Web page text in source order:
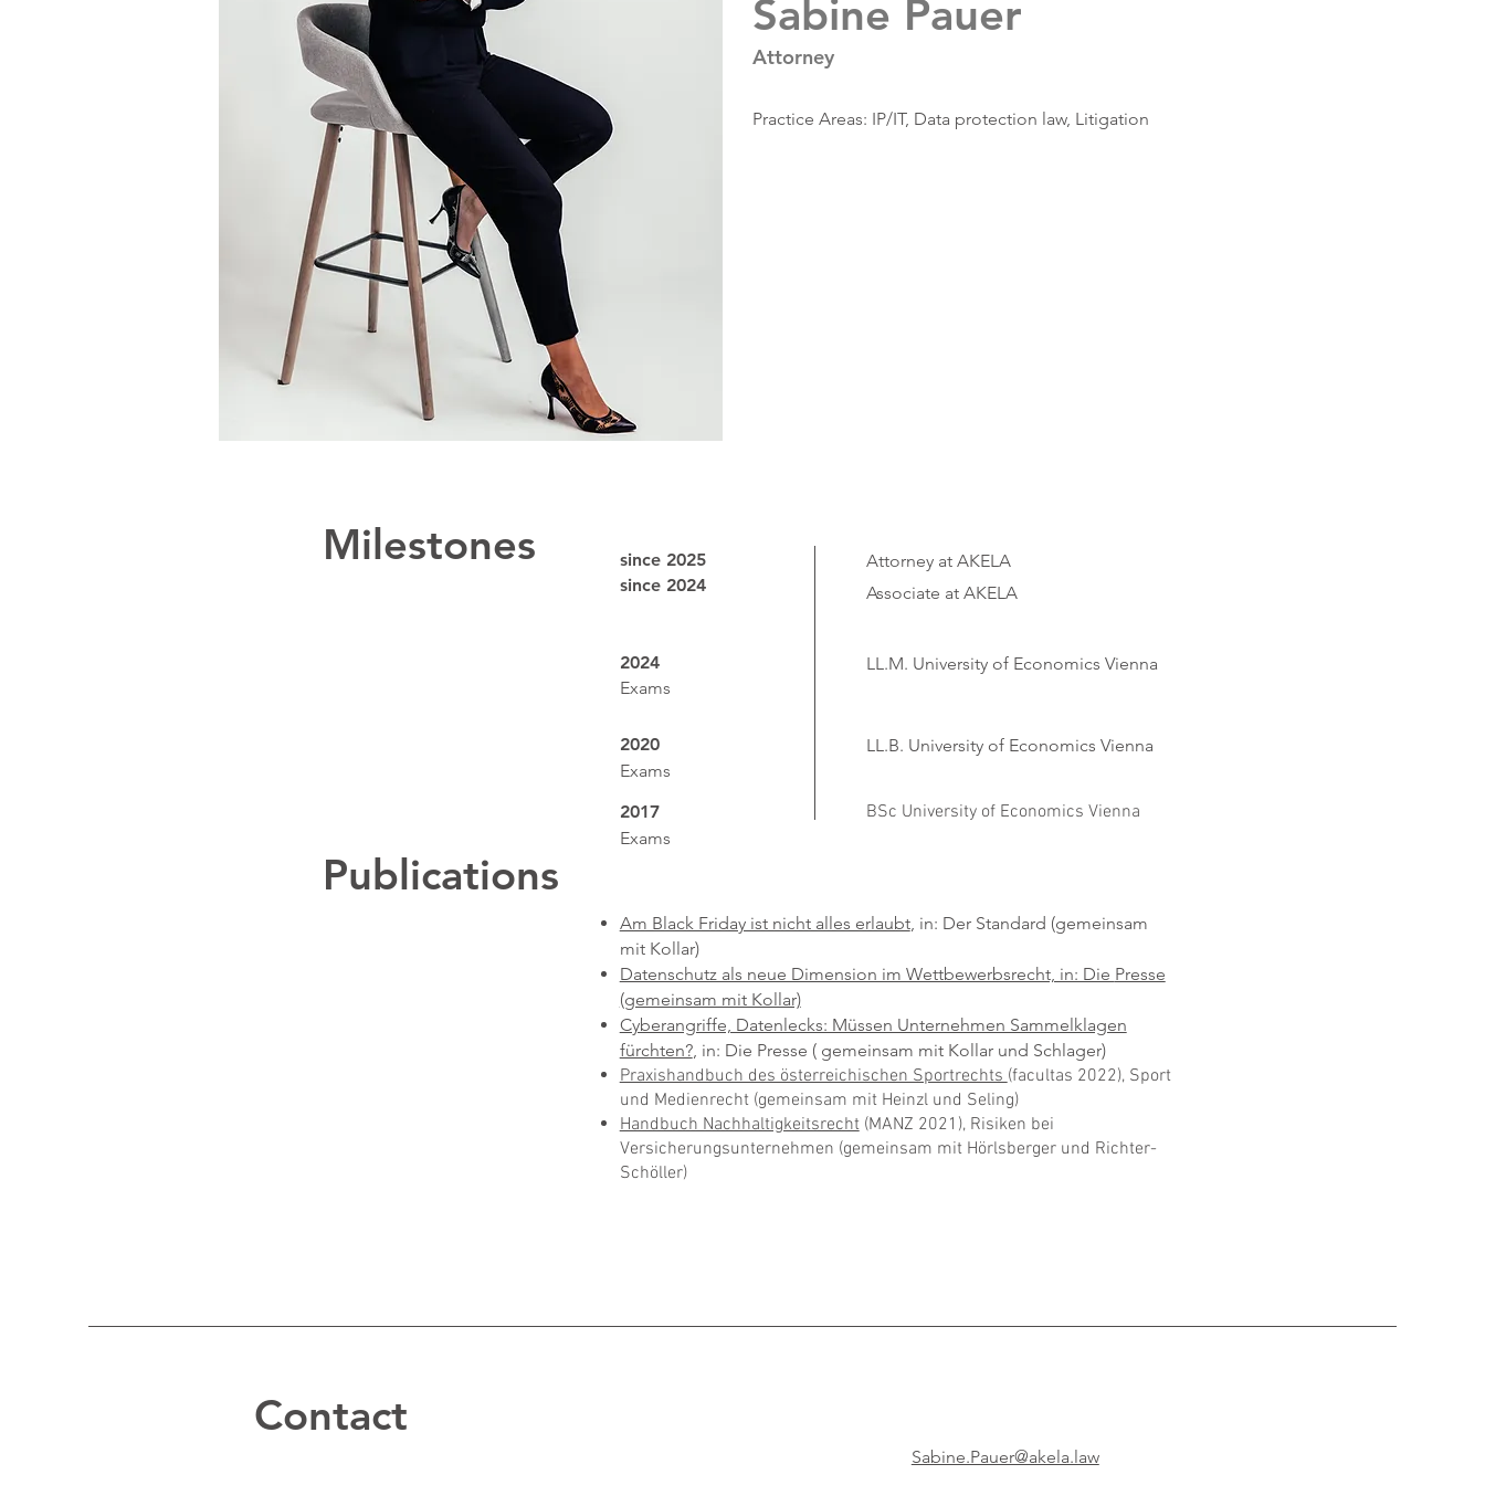
Sabine Pauer
Practice Areas: IP/IT, Data protection law, Litigation
Attorney
Milestones
Publications
since 2025
since 2024
2024
Exams
2020
Exams
2017
Attorney at AKELA
Associate at AKELA​
LL.M. University of Economics Vienna
LL.B. University of Economics Vienna
BSc University of Economics Vienna
Exams
Am Black Friday ist nicht alles erlaubt, in: Der Standard (gemeinsam
mit Kollar)
Datenschutz als neue Dimension im Wettbewerbsrecht, in: Die Presse
(gemeinsam mit Kollar)
Cyberangriffe, Datenlecks: Müssen Unternehmen Sammelklagen
fürchten?, in: Die Presse ( gemeinsam mit Kollar und Schlager)
Praxishandbuch des österreichischen Sportrechts(facultas 2022), Sport
und Medienrecht (gemeinsam mit Heinzl und Seling)
Handbuch Nachhaltigkeitsrecht(MANZ 2021), Risiken bei
Versicherungsunternehmen (gemeinsam mit Hörlsberger und Richter-
Schöller)
Contact
Sabine.Pauer@akela.law